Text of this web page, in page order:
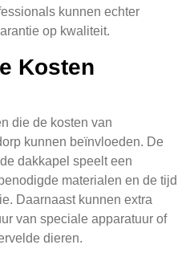
kunnen echter
op kwaliteit.
Kosten
die de kosten van
kunnen beïnvloeden. De
dakkapel speelt een
materialen en de tijd
Daarnaast kunnen extra
van speciale apparatuur of
dieren.